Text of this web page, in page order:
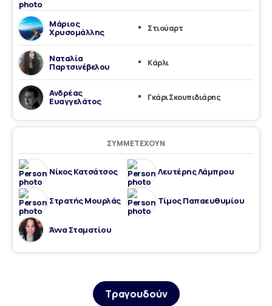
Μάριος
Χρυσομάλλης Στιούαρτ
Ναταλία
Παρτσινέβελου Κάρλι
Ανδρέας
Ευαγγελάτος Γκάρι Σκουπιδιάρης
ΣΥΜΜΕΤΈΧΟΥΝ
Νίκος Κατσάτσος
Στρατής Μουρλάς
Άννα Σταματίου
Λευτέρης Λάμπρου
Τίμος Παπαευθυμίου
Τραγουδούν